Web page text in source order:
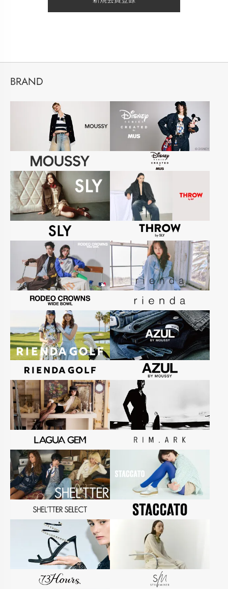
BRAND